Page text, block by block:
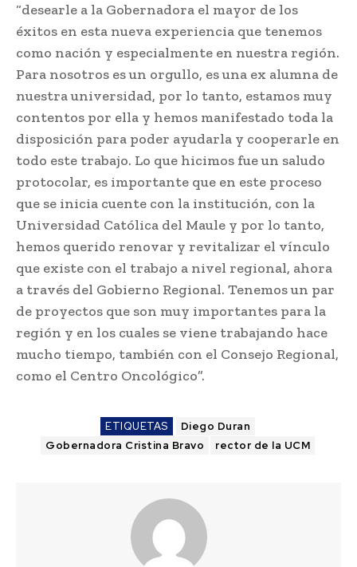
“desearle a la Gobernadora el mayor de los
éxitos en esta nueva experiencia que tenemos
como nación y especialmente en nuestra región.
Para nosotros es un orgullo, es una ex alumna de
nuestra universidad, por lo tanto, estamos muy
contentos por ella y hemos manifestado toda la
disposición para poder ayudarla y cooperarle en
todo este trabajo. Lo que hicimos fue un saludo
protocolar, es importante que en este proceso
que se inicia cuente con la institución, con la
Universidad Católica del Maule y por lo tanto,
hemos querido renovar y revitalizar el vínculo
que existe con el trabajo a nivel regional, ahora
a través del Gobierno Regional. Tenemos un par
de proyectos que son muy importantes para la
región y en los cuales se viene trabajando hace
mucho tiempo, también con el Consejo Regional,
como el Centro Oncológico”.
ETIQUETAS
Diego Duran
Gobernadora Cristina Bravo
rector de la UCM